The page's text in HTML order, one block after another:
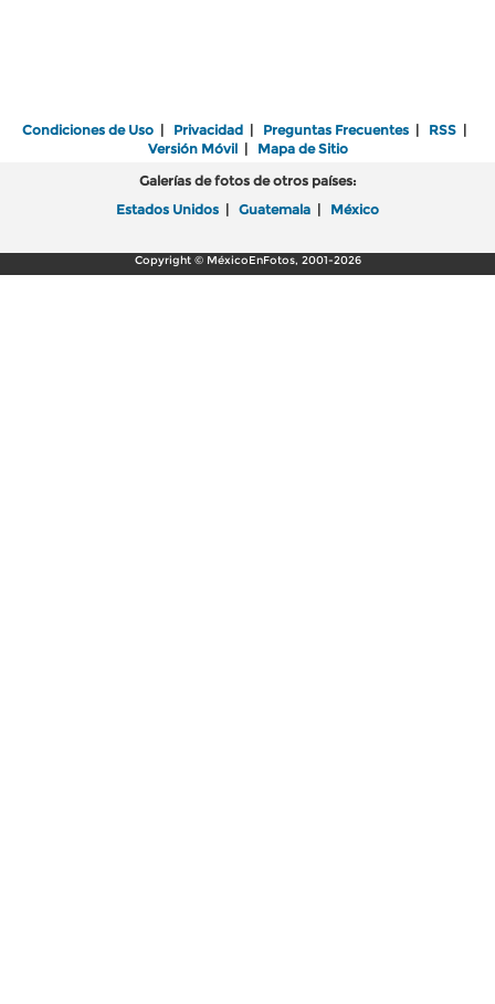
Condiciones de Uso | Privacidad | Preguntas Frecuentes | RSS |
Versión Móvil| Mapa de Sitio
Galerías de fotos de otros países:
Estados Unidos | Guatemala | México
Copyright © MéxicoEnFotos, 2001-2026